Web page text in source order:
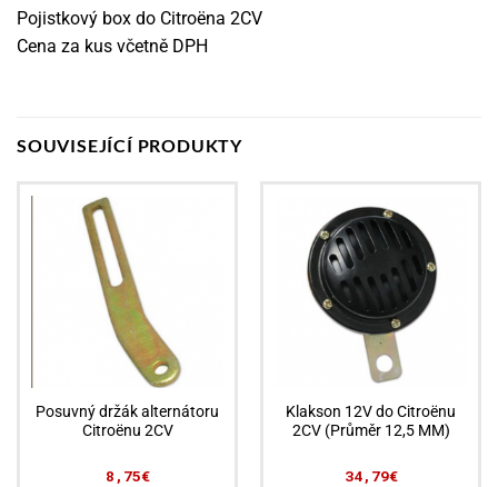
Pojistkový box do Citroëna 2CV
Cena za kus včetně DPH
SOUVISEJÍCÍ PRODUKTY
Posuvný držák alternátoru
Citroënu 2CV
8,75€
Klakson 12V do Citroënu
2CV (Průměr 12,5 MM)
34,79€